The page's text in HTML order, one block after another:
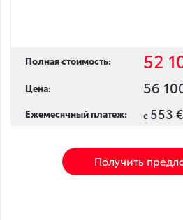
Полная стоимость: 52
Цена: 56
Ежемесячный платеж: с 553 €
Получить